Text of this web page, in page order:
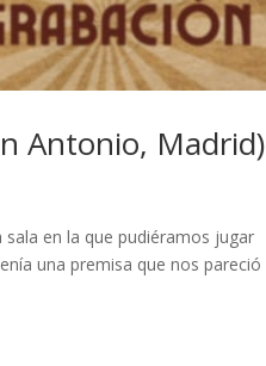
Antonio, Madrid)
en la que pudiéramos jugar
una premisa que nos pareció